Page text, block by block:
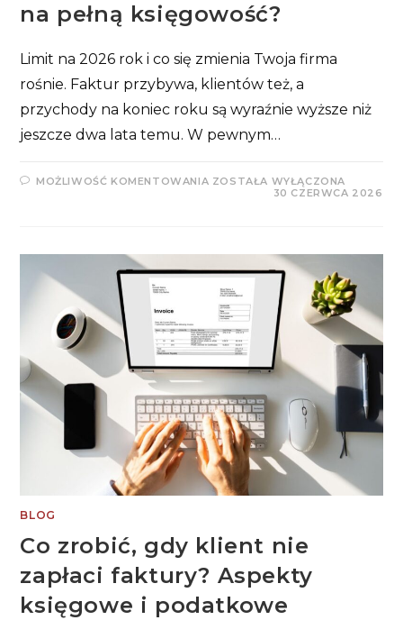
na pełną księgowość?
Limit na 2026 rok i co się zmienia Twoja firma
rośnie. Faktur przybywa, klientów też, a
przychody na koniec roku są wyraźnie wyższe niż
jeszcze dwa lata temu. W pewnym…
MOŻLIWOŚĆ KOMENTOWANIA KIEDY
KSIĘGOWOŚĆ?
ZOSTAŁA WYŁĄCZONA
30 CZERWCA 2026
BLOG
Co zrobić, gdy klient nie
zapłaci faktury? Aspekty
księgowe i podatkowe